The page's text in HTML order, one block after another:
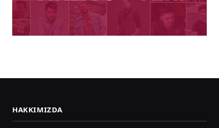
HAKKIMIZDA